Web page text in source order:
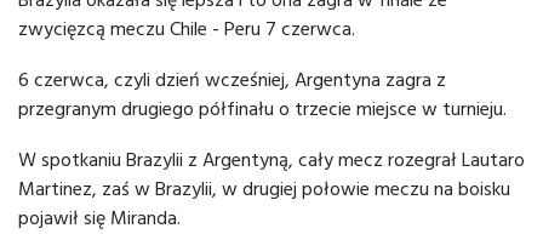
zwycięzcą meczu Chile - Peru 7 czerwca.
6 czerwca, czyli dzień wcześniej, Argentyna zagra z
przegranym drugiego półfinału o trzecie miejsce w turnieju.
W spotkaniu Brazylii z Argentyną, cały mecz rozegrał Lautaro
Martinez, zaś w Brazylii, w drugiej połowie meczu na boisku
pojawił się Miranda.